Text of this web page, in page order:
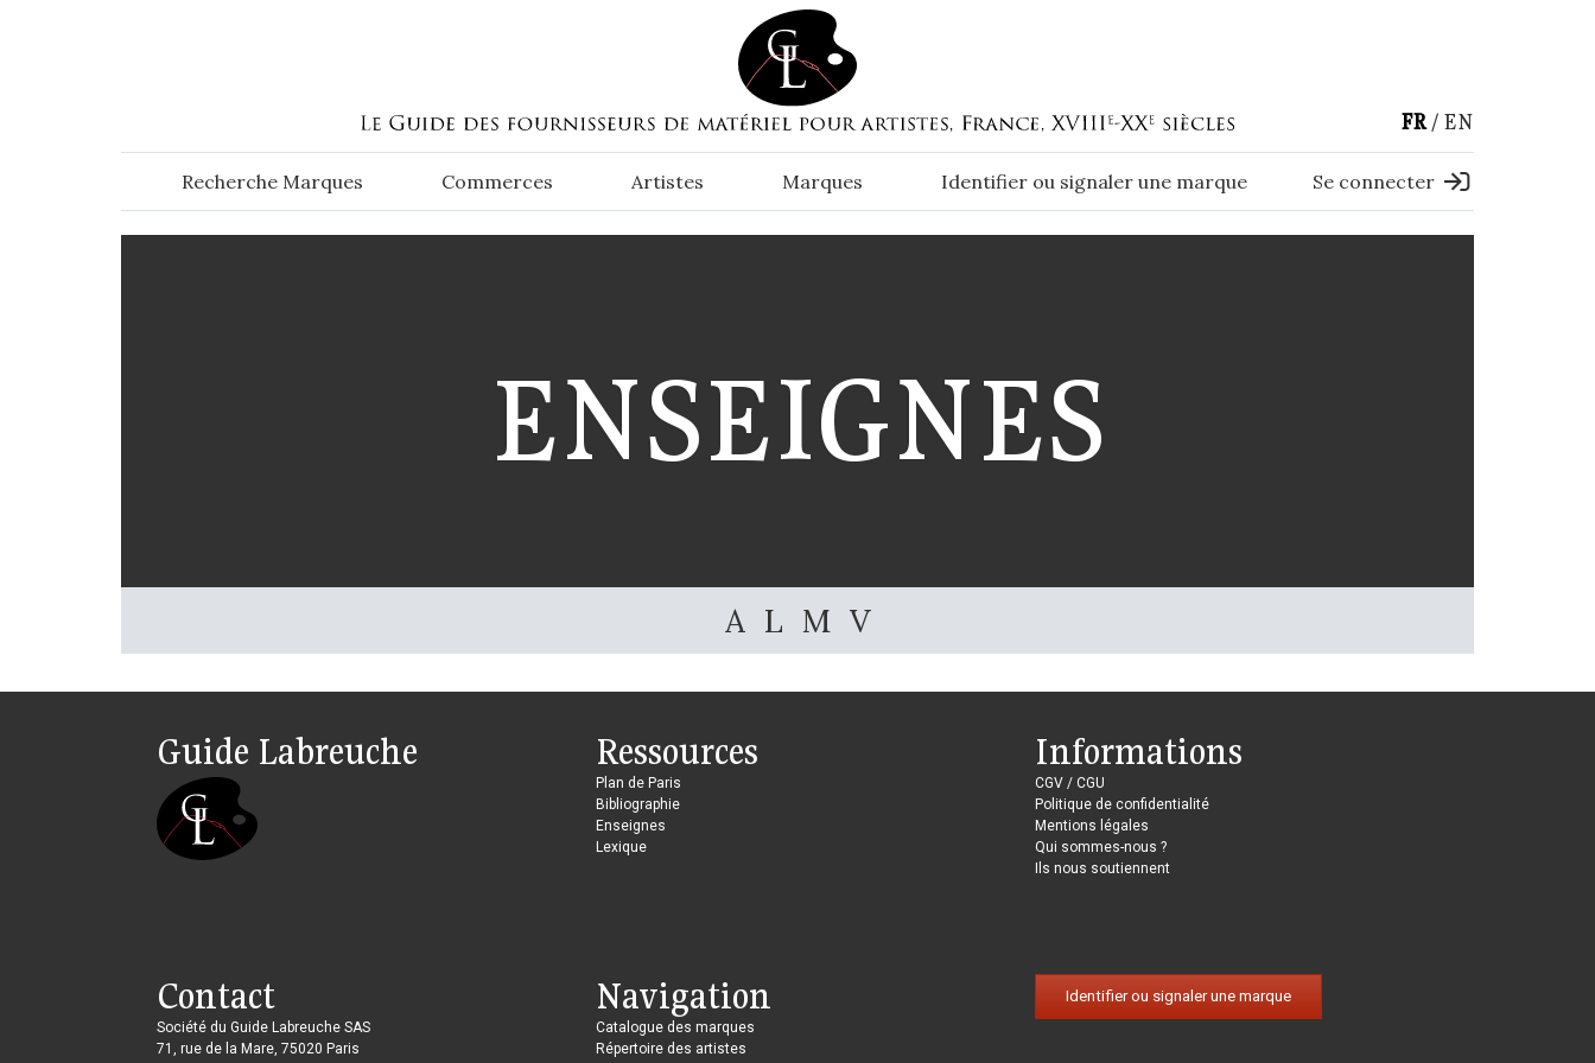
FR EN
Recherche Marques Commerces Artistes Marques Identifier ou signaler une marque Se connecter
ENSEIGNES
A L M V
Guide Labreuche Ressources
Plan de Paris
Bibliographie
Enseignes
Lexique
Informations
CGV / CGU
Politique de confidentialité
Mentions légales
Qui sommes-nous ?
Ils nous soutiennent
Contact
Société du Guide Labreuche SAS
71, rue de la Mare, 75020 Paris
Navigation
Catalogue des marques
Répertoire des artistes
Identifier ou signaler une marque